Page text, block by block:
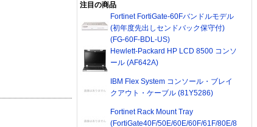
注目の商品
Fortinet FortiGate-60Fバンドルモデル
(初年度先出しセンドバック保守付)
(FG-60F-BDL-US)
Hewlett-Packard HP LCD 8500 コンソ
ール (AF642A)
IBM Flex System コンソール・ブレイ
クアウト・ケーブル (81Y5286)
Fortinet Rack Mount Tray
(FortiGate40F/50E/60E/60F/61F/80E/8